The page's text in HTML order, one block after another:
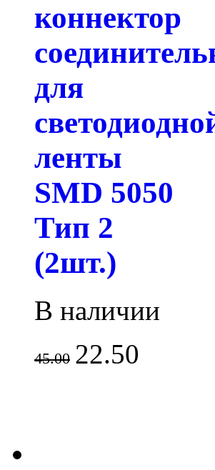
коннектор
для
ленты
SMD 5050
Тип 2
(2шт.)
В наличии
45.00 22.50